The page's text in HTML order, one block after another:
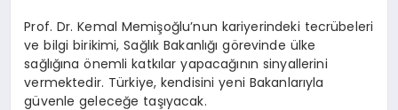
Prof. Dr. Kemal Memişoğlu’nun kariyerindeki tecrübeleri
ve bilgi birikimi, Sağlık Bakanlığı görevinde ülke
sağlığına önemli katkılar yapacağının sinyallerini
vermektedir. Türkiye, kendisini yeni Bakanlarıyla
güvenle geleceğe taşıyacak.